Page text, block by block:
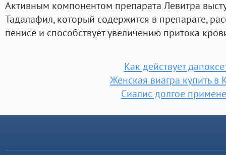
Активным компонентом препарата Левитра
Тадалафил, который содержится в препарате,
пенисе и способствует увеличению притока
Как действует
Женская виагра купить в
Сиалис долгое